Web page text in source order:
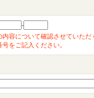
-
容について確認させていただ
をご記入ください。